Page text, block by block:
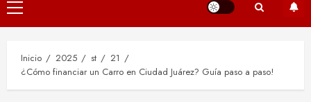
Menú
principal
Inicio 2025 st
21
¿Cómo financiar un Carro en Ciudad Juárez? Guía paso a paso!